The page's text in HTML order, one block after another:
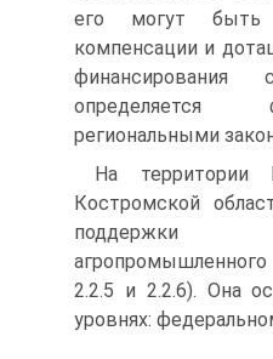
его могут быть
компенсации и
финансирования
региональными
На
Костромской
поддержки
2.2.5 и 2.2.6). Она
уровнях: